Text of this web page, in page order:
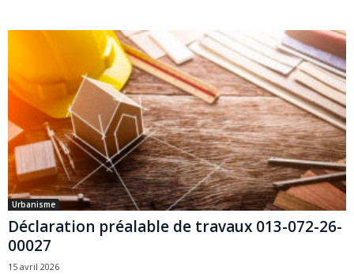
Urbanisme
Déclaration préalable de travaux 013-072-26-
00027
15 avril 2026